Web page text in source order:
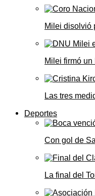
Milei disolvió
Milei firmó
Las tres
Deportes
Con gol de
La final del